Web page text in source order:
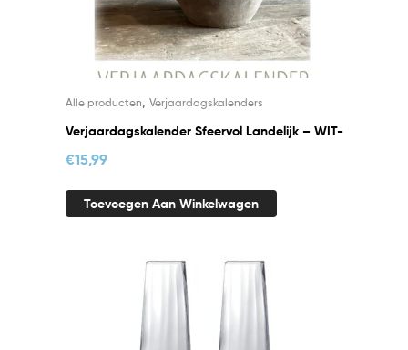
Alle producten, Verjaardagskalenders
Verjaardagskalender Sfeervol Landelijk – WIT-
€15,99
Toevoegen Aan Winkelwagen